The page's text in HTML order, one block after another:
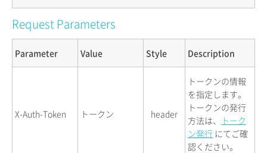
Request Parameters
Parameter Value Style Description
X-Auth-Token トークン header
トークンの情報
を指定します。
トークンの発行
方法は、
トーク
ン発行 にてご確
認ください。